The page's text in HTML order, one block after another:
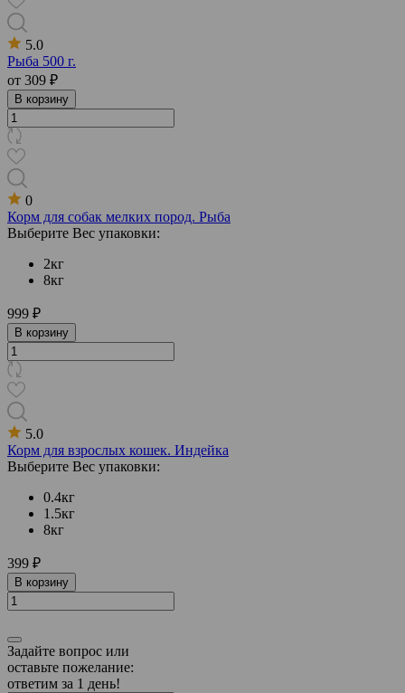
5.0
Рыба 500 г.
от 309 ₽
В корзину
0
Корм для собак мелких пород. Рыба
Выберите Вес упаковки:
2кг
8кг
999 ₽
В корзину
5.0
Корм для взрослых кошек. Индейка
Выберите Вес упаковки:
0.4кг
1.5кг
8кг
399 ₽
В корзину
Задайте вопрос или
оставьте пожелание:
ответим за 1 день!